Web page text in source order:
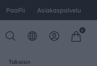
PaaPii Asiakaspalvelu
0
Takaisin